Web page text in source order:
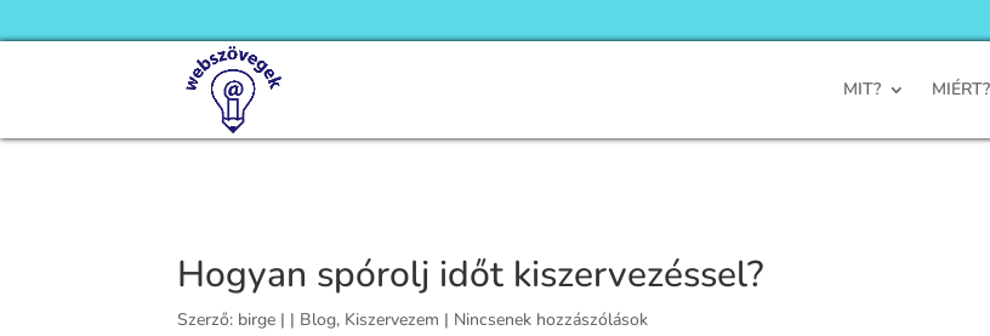
MIT? MIÉRT?
Hogyan spórolj időt kiszervezéssel?
Szerző: birge | | Blog, Kiszervezem | Nincsenek hozzászólások